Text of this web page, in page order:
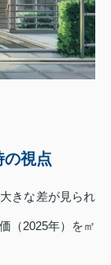
の視点
きな差が見られ
（2025年）を㎡